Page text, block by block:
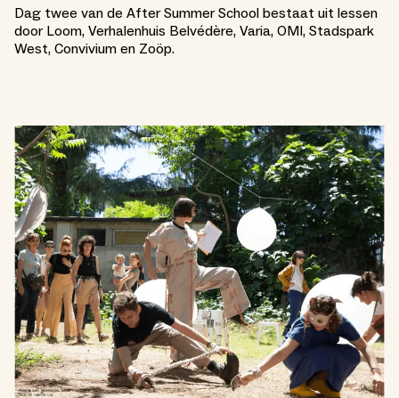
Dag twee van de After Summer School bestaat uit lessen
door Loom, Verhalenhuis Belvédère, Varia, OMI, Stadspark
West, Convivium en Zoöp.